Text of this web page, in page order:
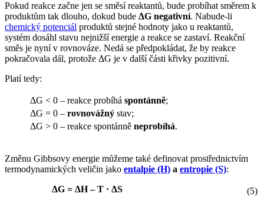
Pokud reakce začne jen se směsí reaktantů, bude probíhat směrem k
produktům tak dlouho, dokud bude ΔG negativní. Nabude-li
chemický potenciál produktů stejné hodnoty jako u reaktantů,
systém dosáhl stavu nejnižší energie a reakce se zastaví. Reakční
směs je nyní v rovnováze. Nedá se předpokládat, že by reakce
pokračovala dál, protože ΔG je v další části křivky pozitivní.
Platí tedy:
ΔG < 0 – reakce probíhá spontánně;
ΔG = 0 – rovnovážný stav;
ΔG > 0 – reakce spontánně neprobíhá.
Změnu Gibbsovy energie můžeme také definovat prostřednictvím
termodynamických veličin jako entalpie (H) a entropie (S):
(5)
ΔG = ΔH – T · ΔS